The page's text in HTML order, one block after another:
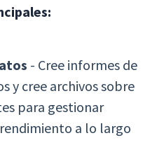
- Cree informes de
y cree archivos sobre
para gestionar
a lo largo